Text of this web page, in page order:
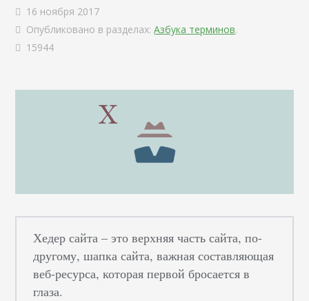
16 ноября 2017
Опубликовано в разделах: Азбука терминов.
15944
Хедер сайта – это верхняя часть сайта, по-
другому, шапка сайта, важная составляющая
веб-ресурса, которая первой бросается в
глаза.